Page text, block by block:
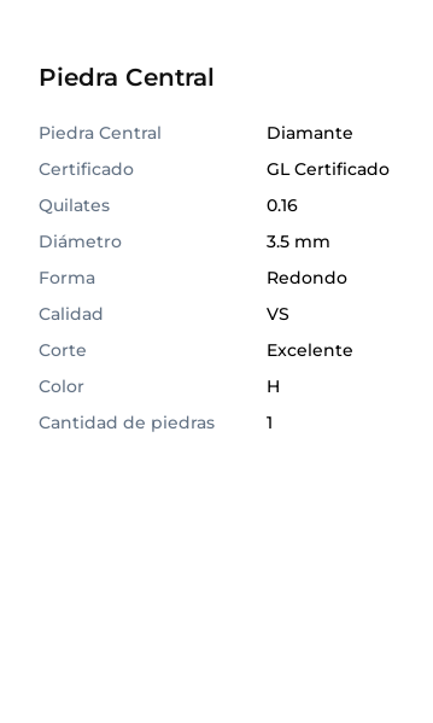
Piedra Central
Piedra Central
Diamante
Certificado
GL Certificado
Quilates
0.16
Diámetro
3.5 mm
Forma
Redondo
Calidad
VS
Corte
Excelente
Color
H
Cantidad de piedras
1